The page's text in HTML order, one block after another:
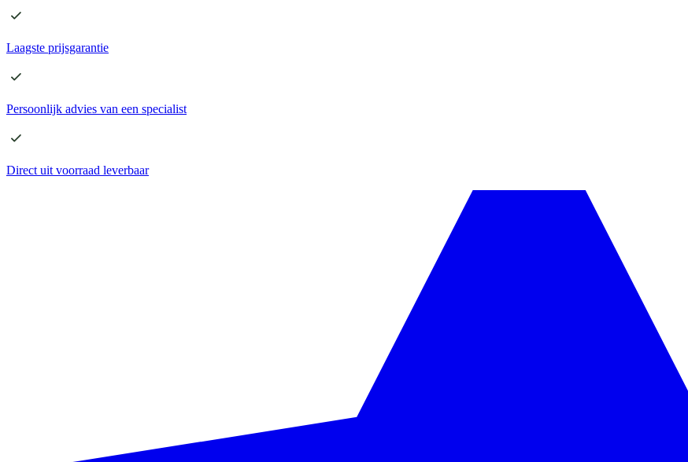
Laagste prijsgarantie
Persoonlijk advies van een specialist
Direct uit voorraad leverbaar